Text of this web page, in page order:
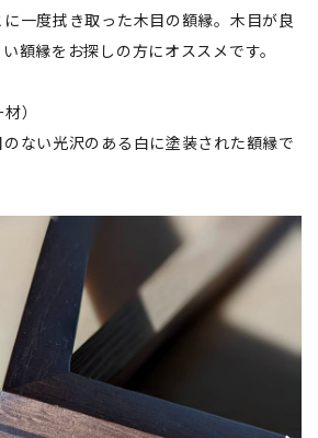
一度拭き取った木目の額縁。木目が良
額縁をお探しの方にオススメです。
）
ない光沢のある白に塗装された額縁で